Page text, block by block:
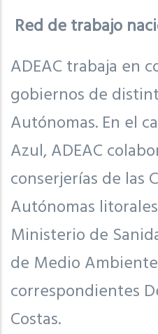
Red de trabajo
ADEAC trabaja en
gobiernos de
Autónomas. En el
Azul, ADEAC
conserjerías de las
Autónomas
Ministerio de
de Medio
correspondientes
Costas.